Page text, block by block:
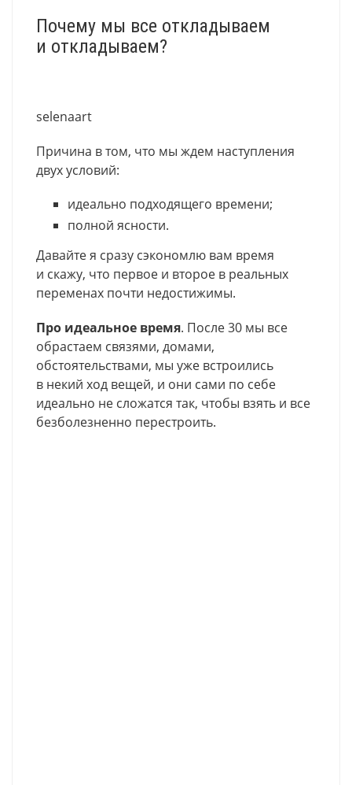
Почему мы все откладываем
и откладываем?
selenaart
Причина в том, что мы ждем наступления
двух условий:
идеально подходящего времени;
полной ясности.
Давайте я сразу сэкономлю вам время
и скажу, что первое и второе в реальных
переменах почти недостижимы.
Про идеальное время. После 30 мы все
обрастаем связями, домами,
обстоятельствами, мы уже встроились
в некий ход вещей, и они сами по себе
идеально не сложатся так, чтобы взять и все
безболезненно перестроить.